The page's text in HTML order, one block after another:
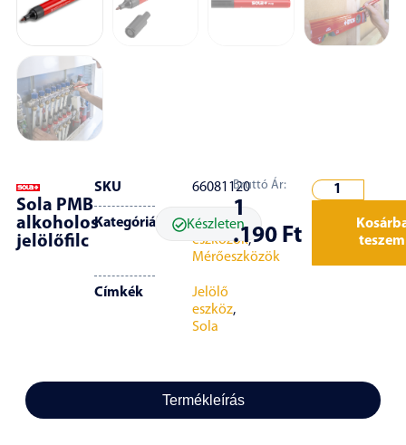
Sola PMB
alkoholos
jelölőfilc
SKU 66081120
Kategóriák
Jelölő
eszközök,
Mérőeszközök
Címkék
Jelölő
eszköz,
Sola
Készleten
Bruttó Ár:
1
.190 Ft
teszem
Termékleírás